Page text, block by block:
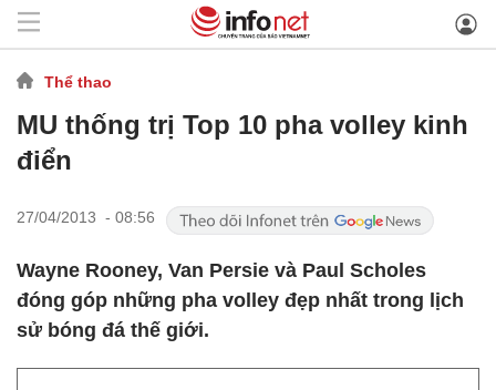
Thể thao
MU thống trị Top 10 pha volley kinh
điển
27/04/2013 - 08:56
Wayne Rooney, Van Persie và Paul Scholes
đóng góp những pha volley đẹp nhất trong lịch
sử bóng đá thế giới.